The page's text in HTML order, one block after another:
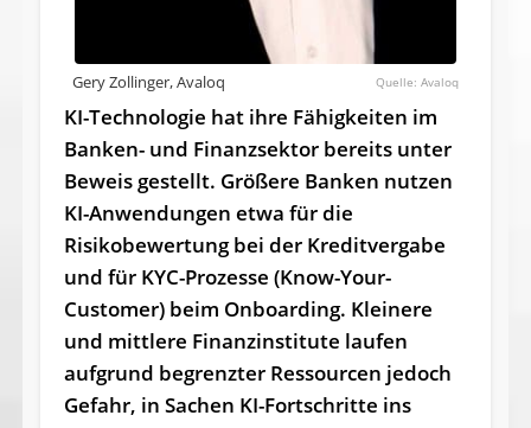
Gery Zollinger, Avaloq Avaloq
KI-Technologie hat ihre Fähigkeiten im
Banken- und Finanzsektor bereits unter
Beweis gestellt. Größere Banken nutzen
KI-Anwendungen etwa für die
Risikobewertung bei der Kreditvergabe
und für KYC-Prozesse (Know-Your-
Customer) beim Onboarding. Kleinere
und mittlere Finanzinstitute laufen
aufgrund begrenzter Ressourcen jedoch
Gefahr, in Sachen KI-Fortschritte ins